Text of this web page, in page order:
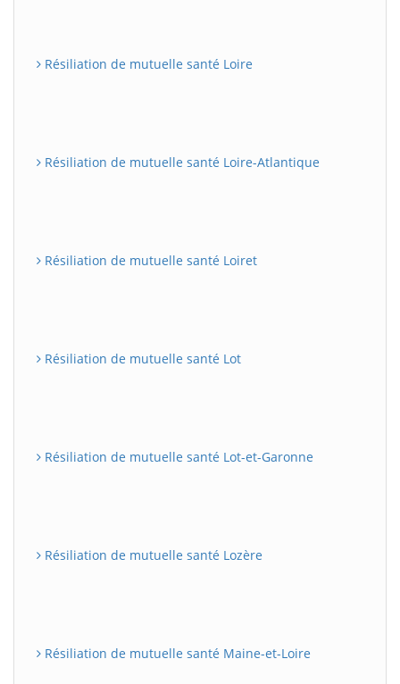
Résiliation de mutuelle santé Loire
Résiliation de mutuelle santé Loire-Atlantique
Résiliation de mutuelle santé Loiret
Résiliation de mutuelle santé Lot
Résiliation de mutuelle santé Lot-et-Garonne
Résiliation de mutuelle santé Lozère
Résiliation de mutuelle santé Maine-et-Loire